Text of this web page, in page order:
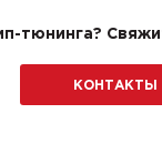
тюнинга?
КОНТАКТЫ